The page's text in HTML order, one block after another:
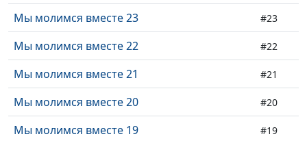
Мы молимся вместе 23 #23
Мы молимся вместе 22 #22
Мы молимся вместе 21 #21
Мы молимся вместе 20 #20
Мы молимся вместе 19 #19